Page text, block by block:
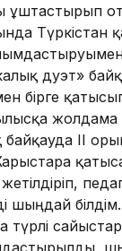
ұштастырып
Түркістан
дуэт»
бір­ге
жолдама
ІІ
жетіл­­діріп,
шыңдай
түрлі